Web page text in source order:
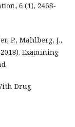
6 (1), 2468-
P., Mahlberg, J.,
Examining
Drug